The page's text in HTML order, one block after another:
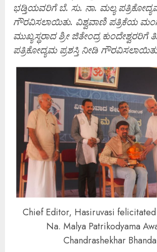
ಭಡ್ತಿಯವರಿಗೆ ಬೆ. ಸು. ನಾ. ಮಲ್ಯ
ಗೌರವಿಸಲಾಯಿತು. ವಿಶ್ವವಾಣಿ ಪತ್ರಿಕೆಯ
ಮುಖ್ಯಸ್ಥರಾದ ಶ್ರೀ ಜಿತೇಂದ್ರ
ಪತ್ರಿಕೋದ್ಯಮ ಪ್ರಶಸ್ತಿ ನೀಡಿ
Chief Editor, Hasiruvasi felicitated
Na. Malya Patrikodyama
Chandrashekhar